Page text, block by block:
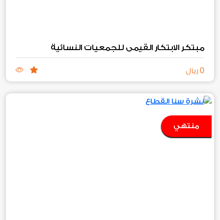
مبتكر الابتكار القيمي للجمعيات النسائية
0 ريال
منتهي